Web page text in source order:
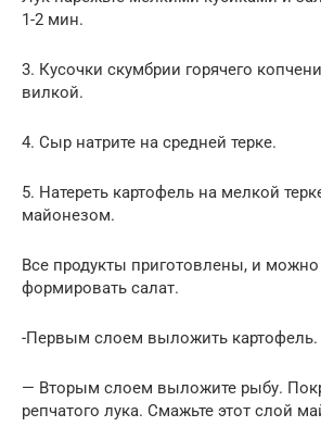
1-2 мин.
3. Кусочки скумбрии горячего
вилкой.
4. Сыр натрите на средней терке.
5. Натереть картофель на мелкой
майонезом.
Все продукты приготовлены, и можно
формировать салат.
-Первым слоем выложить картофель.
— Вторым слоем выложите рыбу.
репчатого лука. Смажьте этот слой